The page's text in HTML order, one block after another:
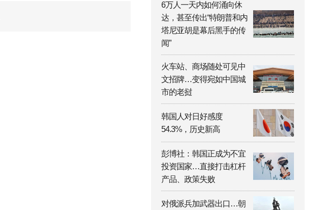
6万人一天内如何涌向休
达，甚至传出“特朗普和内
塔尼亚胡是幕后黑手的传
闻”
火车站、商场随处可见中
文招牌…变得宛如中国城
市的老挝
韩国人对日好感度
54.3%，历史新高
彭博社：韩国正成为不宜
投资国家…直接打击杠杆
产品、政策失败
对俄派兵加武器出口…朝